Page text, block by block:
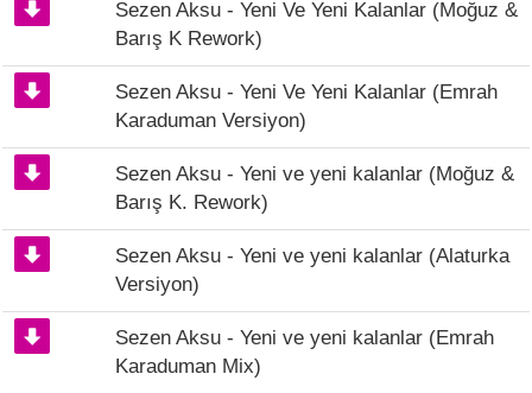
Sezen Aksu - Yeni Ve Yeni Kalanlar (Moğuz &
Barış K Rework)
Sezen Aksu - Yeni Ve Yeni Kalanlar (Emrah
Karaduman Versiyon)
Sezen Aksu - Yeni ve yeni kalanlar (Moğuz &
Barış K. Rework)
Sezen Aksu - Yeni ve yeni kalanlar (Alaturka
Versiyon)
Sezen Aksu - Yeni ve yeni kalanlar (Emrah
Karaduman Mix)